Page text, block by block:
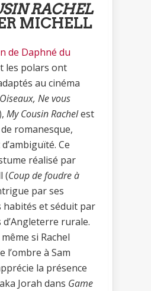
RACHEL
MICHELL
de Daphné du
les polars ont
au cinéma
Ne vous
My Cousin Rachelest
romanesque,
Ce
réalisé par
(Coup de foudre à
par ses
habités et séduit par
d’Angleterre rurale.
si Rachel
l’ombre à Sam
la présence
Jorah dans Game